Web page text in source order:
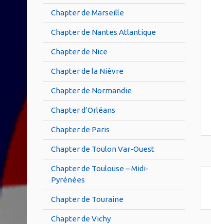
Chapter de Marseille
Chapter de Nantes Atlantique
Chapter de Nice
Chapter de la Nièvre
Chapter de Normandie
Chapter d’Orléans
Chapter de Paris
Chapter de Toulon Var-Ouest
Chapter de Toulouse – Midi-
Pyrénées
Chapter de Touraine
Chapter de Vichy